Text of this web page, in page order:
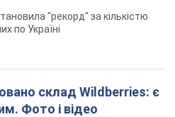
"рекорд" за кількістю
по Україні
склад Wildberries: є
Фото і відео